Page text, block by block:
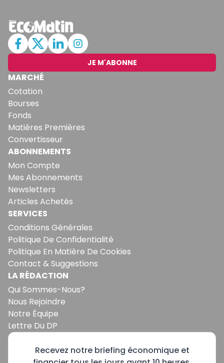
JE M'ABONNE
MARCHÉ
Cotation
Bourses
Fonds
Matières Premières
Convertisseur
ABONNEMENTS
Mon Compte
Mes Abonnements
Newsletters
Articles Achetés
SERVICES
Conditions Générales
Politique De Confidentialité
Politique En Matière De Cookies
Contact & Suggestions
LA RÉDACTION
Qui Sommes-Nous?
Nous Rejoindre
Notre Équipe
Lettre Du DP
Recevez notre briefing économique et